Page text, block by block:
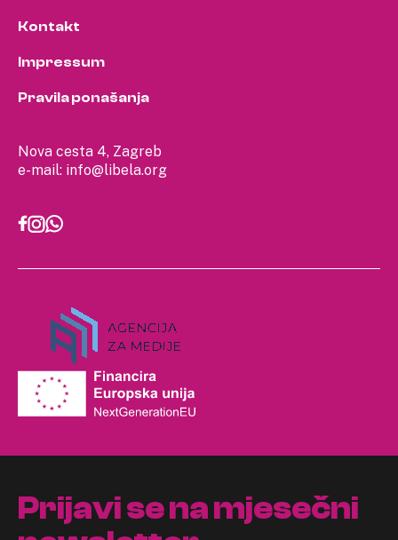
Nova cesta 4, Zagreb
e-mail: info@libela.org
Kontakt
Impressum
Pravila ponašanja
Prijavi se na mjesečni